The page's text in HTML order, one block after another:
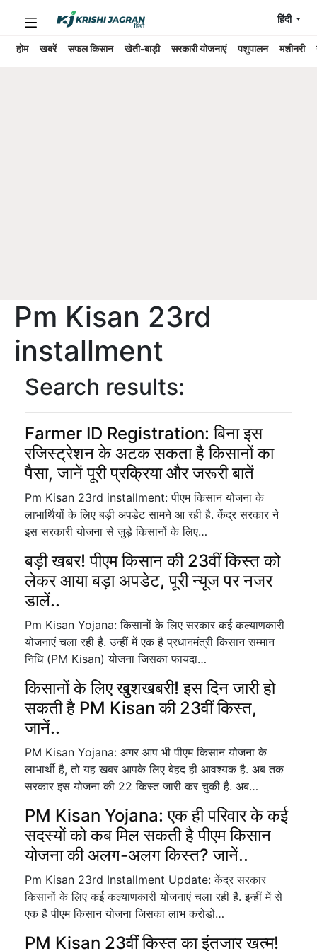
होम खबरें सफल किसान खेती-बाड़ी सरकारी योजनाएं पशुपालन मशीनरी
हिंदी
Pm Kisan 23rd
installment
Search results:
Farmer ID Registration: बिना इस
रजिस्ट्रेशन के अटक सकता है किसानों का
पैसा, जानें पूरी प्रक्रिया और जरूरी बातें
Pm Kisan 23rd installment: पीएम किसान योजना के
लाभार्थियों के लिए बड़ी अपडेट सामने आ रही है. केंद्र सरकार ने
इस सरकारी योजना से जुड़े किसानों के लिए…
बड़ी खबर! पीएम किसान की 23वीं किस्त को
लेकर आया बड़ा अपडेट, पूरी न्यूज पर नजर
डालें..
Pm Kisan Yojana: किसानों के लिए सरकार कई कल्याणकारी
योजनाएं चला रही है. उन्हीं में एक है प्रधानमंत्री किसान सम्मान
निधि (PM Kisan) योजना जिसका फायदा…
किसानों के लिए खुशखबरी! इस दिन जारी हो
सकती है PM Kisan की 23वीं किस्त,
जानें..
PM Kisan Yojana: अगर आप भी पीएम किसान योजना के
लाभार्थी है, तो यह खबर आपके लिए बेहद ही आवश्यक है. अब तक
सरकार इस योजना की 22 किस्त जारी कर चुकी है. अब…
PM Kisan Yojana: एक ही परिवार के कई
सदस्यों को कब मिल सकती है पीएम किसान
योजना की अलग-अलग किस्त? जानें..
Pm Kisan 23rd Installment Update: केंद्र सरकार
किसानों के लिए कई कल्याणकारी योजनाएं चला रही है. इन्हीं में से
एक है पीएम किसान योजना जिसका लाभ करोडो़ं…
PM Kisan 23वीं किस्त का इंतजार खत्म!